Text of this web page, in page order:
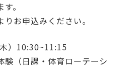
。
お申込みください。
）10:30~11:15
験（日課・体育ローテーシ